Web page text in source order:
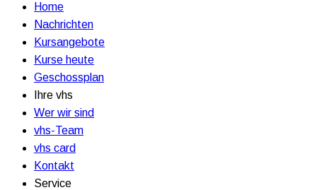
Home
Nachrichten
Kursangebote
Kurse heute
Geschossplan
Ihre vhs
Wer wir sind
vhs-Team
vhs card
Kontakt
Service